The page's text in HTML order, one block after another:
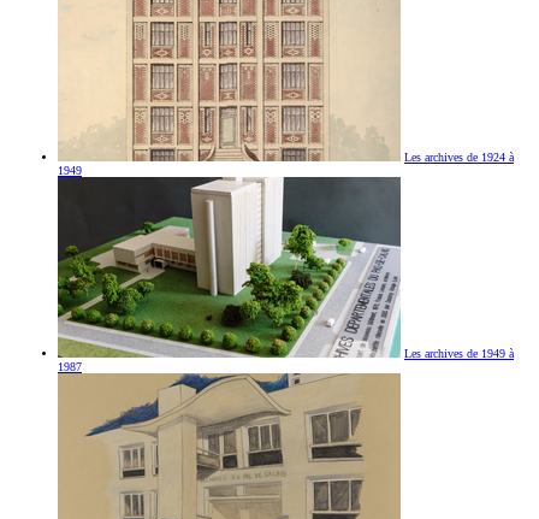
Les archives de 1924 à
1949
Les archives de 1949 à
1987